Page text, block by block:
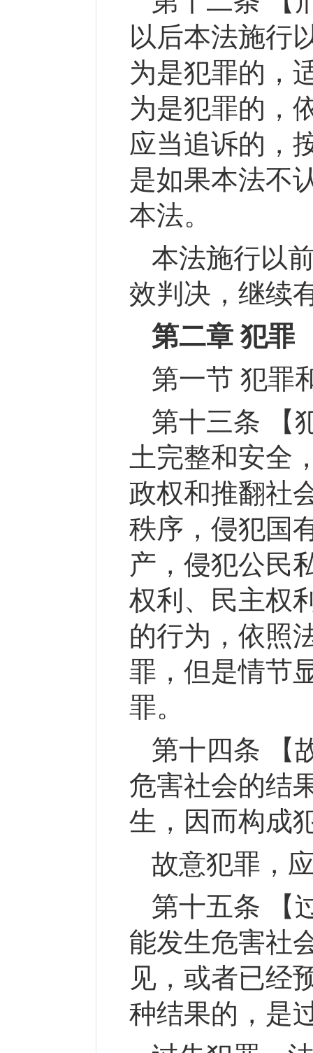
以后本法施行
为是犯罪的，
为是犯罪的，
应当追诉的，
是如果本法不
本法。
本法施行以
效判决，继续
第二章 犯罪
第一节 犯罪
第十三条 【
土完整和安全
政权和推翻社
秩序，侵犯国
产，侵犯公民
权利、民主权
的行为，依照
罪，但是情节
罪。
第十四条 【
危害社会的结
生，因而构成
故意犯罪，
第十五条 【
能发生危害社
见，或者已经
种结果的，是